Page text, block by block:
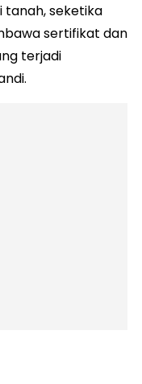
seketika
sertifikat dan
terjadi